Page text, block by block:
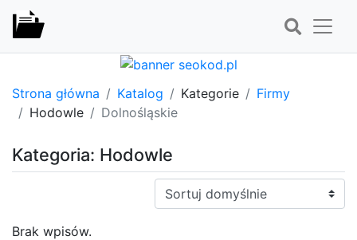
Strona główna Katalog Kategorie
Firmy
Hodowle
Dolnośląskie
Kategoria: Hodowle
Sortuj:
Brak wpisów.